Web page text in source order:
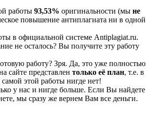
работы 93,53% оригинальности (мы не
повышение антиплагиата ни в одной
в официальной системе Аntiplagiat.ru.
не осталось? Вы получите эту работу
работу? Зря. Да, это уже полностью
сайте представлен только её план, т.е. в
этой работы нигде нет!
у нас и нигде больше. Если Вы найдете
мы сразу же вернем Вам все деньги.